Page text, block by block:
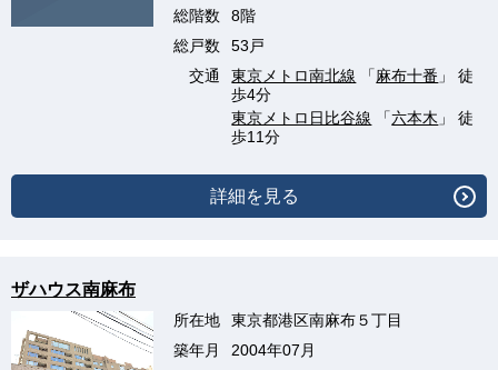
総階数
8階
総戸数
53戸
交通
東京メトロ南北線 「麻布十番 」 徒
歩4分
東京メトロ日比谷線 「六本木 」 徒
歩11分
詳細を見る
ザハウス南麻布
所在地
東京都港区南麻布５丁目
築年月
2004年07月